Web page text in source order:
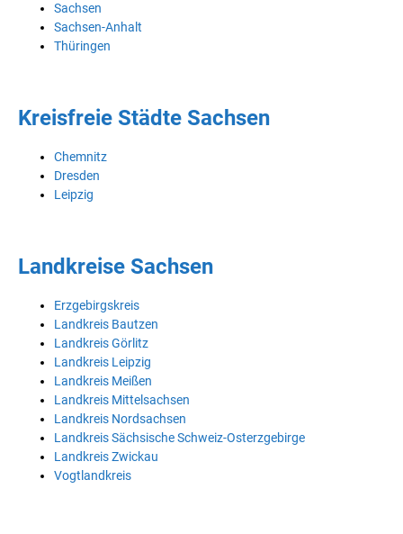
Sachsen
Sachsen-Anhalt
Thüringen
Kreisfreie Städte Sachsen
Chemnitz
Dresden
Leipzig
Landkreise Sachsen
Erzgebirgskreis
Landkreis Bautzen
Landkreis Görlitz
Landkreis Leipzig
Landkreis Meißen
Landkreis Mittelsachsen
Landkreis Nordsachsen
Landkreis Sächsische Schweiz-Osterzgebirge
Landkreis Zwickau
Vogtlandkreis